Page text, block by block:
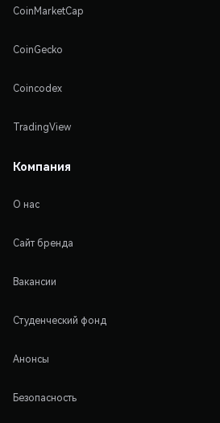
CoinMarketCap
CoinGecko
Coincodex
TradingView
Компания
О нас
Сайт бренда
Вакансии
Студенческий фонд
Анонсы
Безопасность